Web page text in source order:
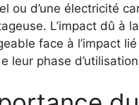
ou d’une électricité
L’impact dû à
face à l’impact
leur phase